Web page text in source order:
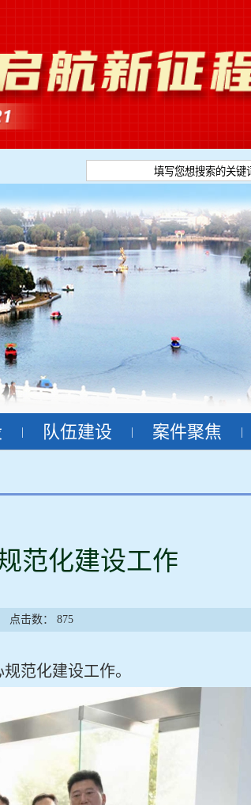
队伍建设 案件聚焦
范化建设工作
点击数： 875
范化建设工作。